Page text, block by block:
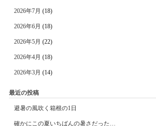
2026年7月 (18)
2026年6月 (18)
2026年5月 (22)
2026年4月 (18)
2026年3月 (14)
最近の投稿
避暑の風吹く箱根の1日
確かにこの夏いちばんの暑さだった…